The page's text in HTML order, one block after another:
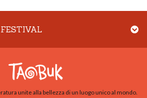
unite alla bellezza di un luogo unico al mondo.